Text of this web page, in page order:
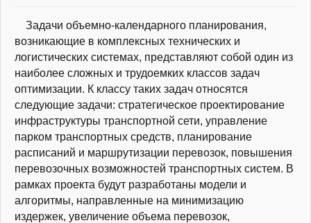
Задачи объемно-календарного планирования,
возникающие в комплексных технических и
логистических системах, представляют собой один из
наиболее сложных и трудоемких классов задач
оптимизации. К классу таких задач относятся
следующие задачи: стратегическое проектирование
инфраструктуры транспортной сети, управление
парком транспортных средств, планирование
расписаний и маршрутизации перевозок, повышения
перевозочных возможностей транспортных систем. В
рамках проекта будут разработаны модели и
алгоритмы, направленные на минимизацию
издержек, увеличение объема перевозок,